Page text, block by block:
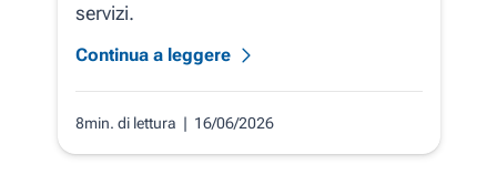
servizi.
Continua a leggere
8min. di lettura | 16/06/2026